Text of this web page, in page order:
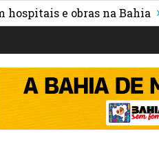
e obras na Bahia »